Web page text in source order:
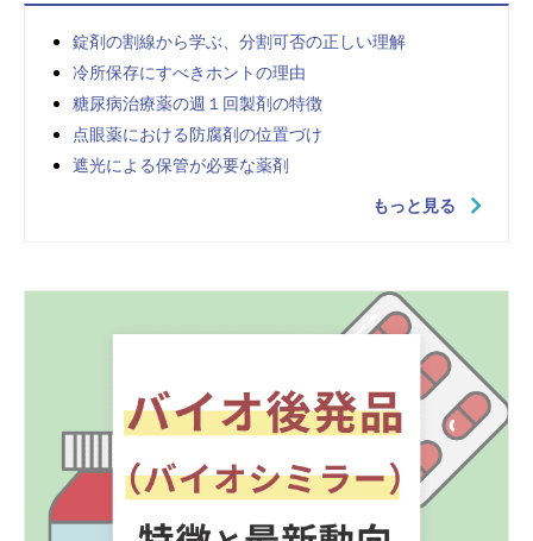
錠剤の割線から学ぶ、分割可否の正しい理解
冷所保存にすべきホントの理由
糖尿病治療薬の週１回製剤の特徴
点眼薬における防腐剤の位置づけ
遮光による保管が必要な薬剤
もっと見る